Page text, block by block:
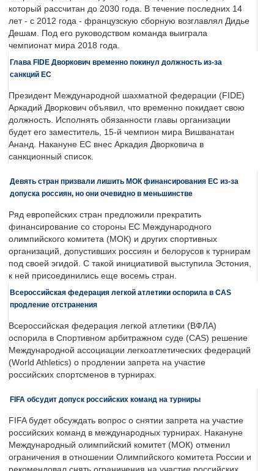
который рассчитан до 2030 года. В течение последних 14
лет - с 2012 года - французскую сборную возглавлял Дидье
Дешам. Под его руководством команда выиграла
чемпионат мира 2018 года.
Глава FIDE Дворкович временно покинул должность из-за
санкций ЕС
Президент Международной шахматной федерации (FIDE)
Аркадий Дворкович объявил, что временно покидает свою
должность. Исполнять обязанности главы организации
будет его заместитель, 15-й чемпион мира Вишванатан
Ананд. Накануне ЕС внес Аркадия Дворковича в
санкционный список.
Девять стран призвали лишить МОК финансирования ЕС из-за
допуска россиян, но они очевидно в меньшинстве
Ряд европейских стран предложили прекратить
финансирование со стороны ЕС Международного
олимпийского комитета (МОК) и других спортивных
организаций, допустивших россиян и белорусов к турнирам
под своей эгидой. С такой инициативой выступила Эстония,
к ней присоединились еще восемь стран.
Всероссийская федерация легкой атлетики оспорила в CAS
продление отстранения
Всероссийская федерация легкой атлетики (ВФЛА)
оспорила в Спортивном арбитражном суде (CAS) решение
Международной ассоциации легкоатлетических федераций
(World Athletics) о продлении запрета на участие
российских спортсменов в турнирах.
FIFA обсудит допуск российских команд на турниры
FIFA будет обсуждать вопрос о снятии запрета на участие
российских команд в международных турнирах. Накануне
Международный олимпийский комитет (МОК) отменил
ограничения в отношении Олимпийского комитета России и